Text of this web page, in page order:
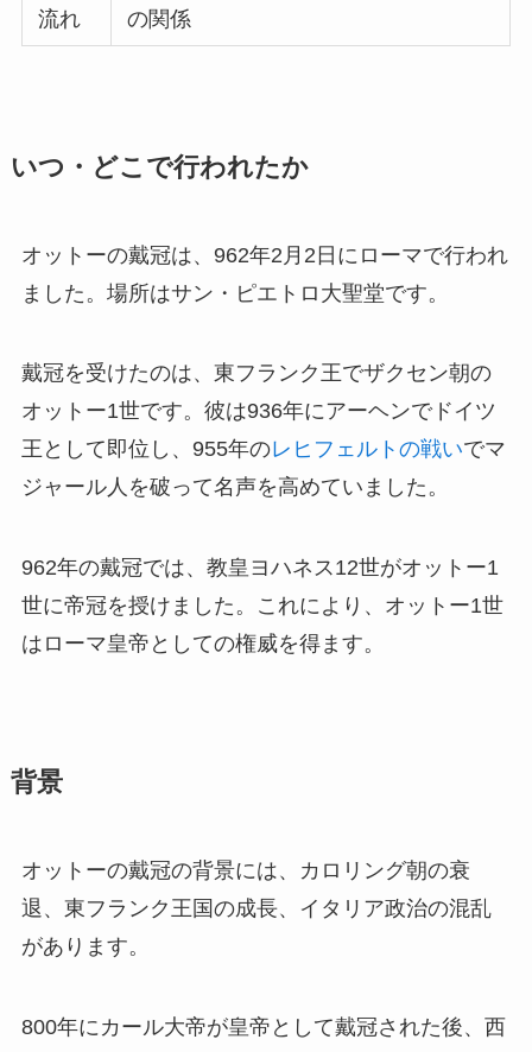
流れ
の関係
いつ・どこで行われたか
オットーの戴冠は、962年2月2日にローマで行われ
ました。場所はサン・ピエトロ大聖堂です。
戴冠を受けたのは、東フランク王でザクセン朝の
オットー1世です。彼は936年にアーヘンでドイツ
王として即位し、955年のレヒフェルトの戦いでマ
ジャール人を破って名声を高めていました。
962年の戴冠では、教皇ヨハネス12世がオットー1
世に帝冠を授けました。これにより、オットー1世
はローマ皇帝としての権威を得ます。
背景
オットーの戴冠の背景には、カロリング朝の衰
退、東フランク王国の成長、イタリア政治の混乱
があります。
800年にカール大帝が皇帝として戴冠された後、西